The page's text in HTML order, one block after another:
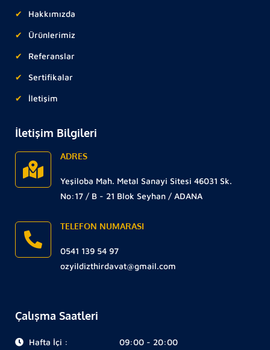
Hakkımızda
Ürünlerimiz
Referanslar
Sertifikalar
İletişim
İletişim Bilgileri
ADRES
Yeşiloba Mah. Metal Sanayi Sitesi 46031 Sk.
No:17 / B - 21 Blok Seyhan / ADANA
TELEFON NUMARASI
0541 139 54 97
ozyildizthirdavat@gmail.com
Çalışma Saatleri
Hafta İçi : 09:00 - 20:00